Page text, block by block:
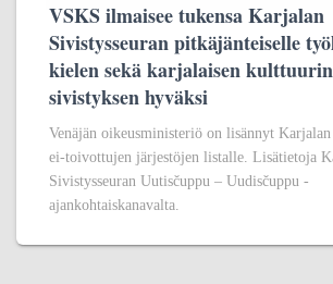
VSKS ilmaisee tukensa Karjalan
Sivistysseuran pitkäjänteiselle
kielen sekä karjalaisen
sivistyksen hyväksi
Venäjän oikeusministeriö on lisännyt
ei-toivottujen järjestöjen listalle. Lisätietoja
Sivistysseuran Uutisčuppu – Uudisčuppu -
ajankohtaiskanavalta.